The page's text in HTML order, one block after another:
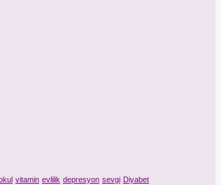
vitamin evlilik depresyon sevgi Diyabet